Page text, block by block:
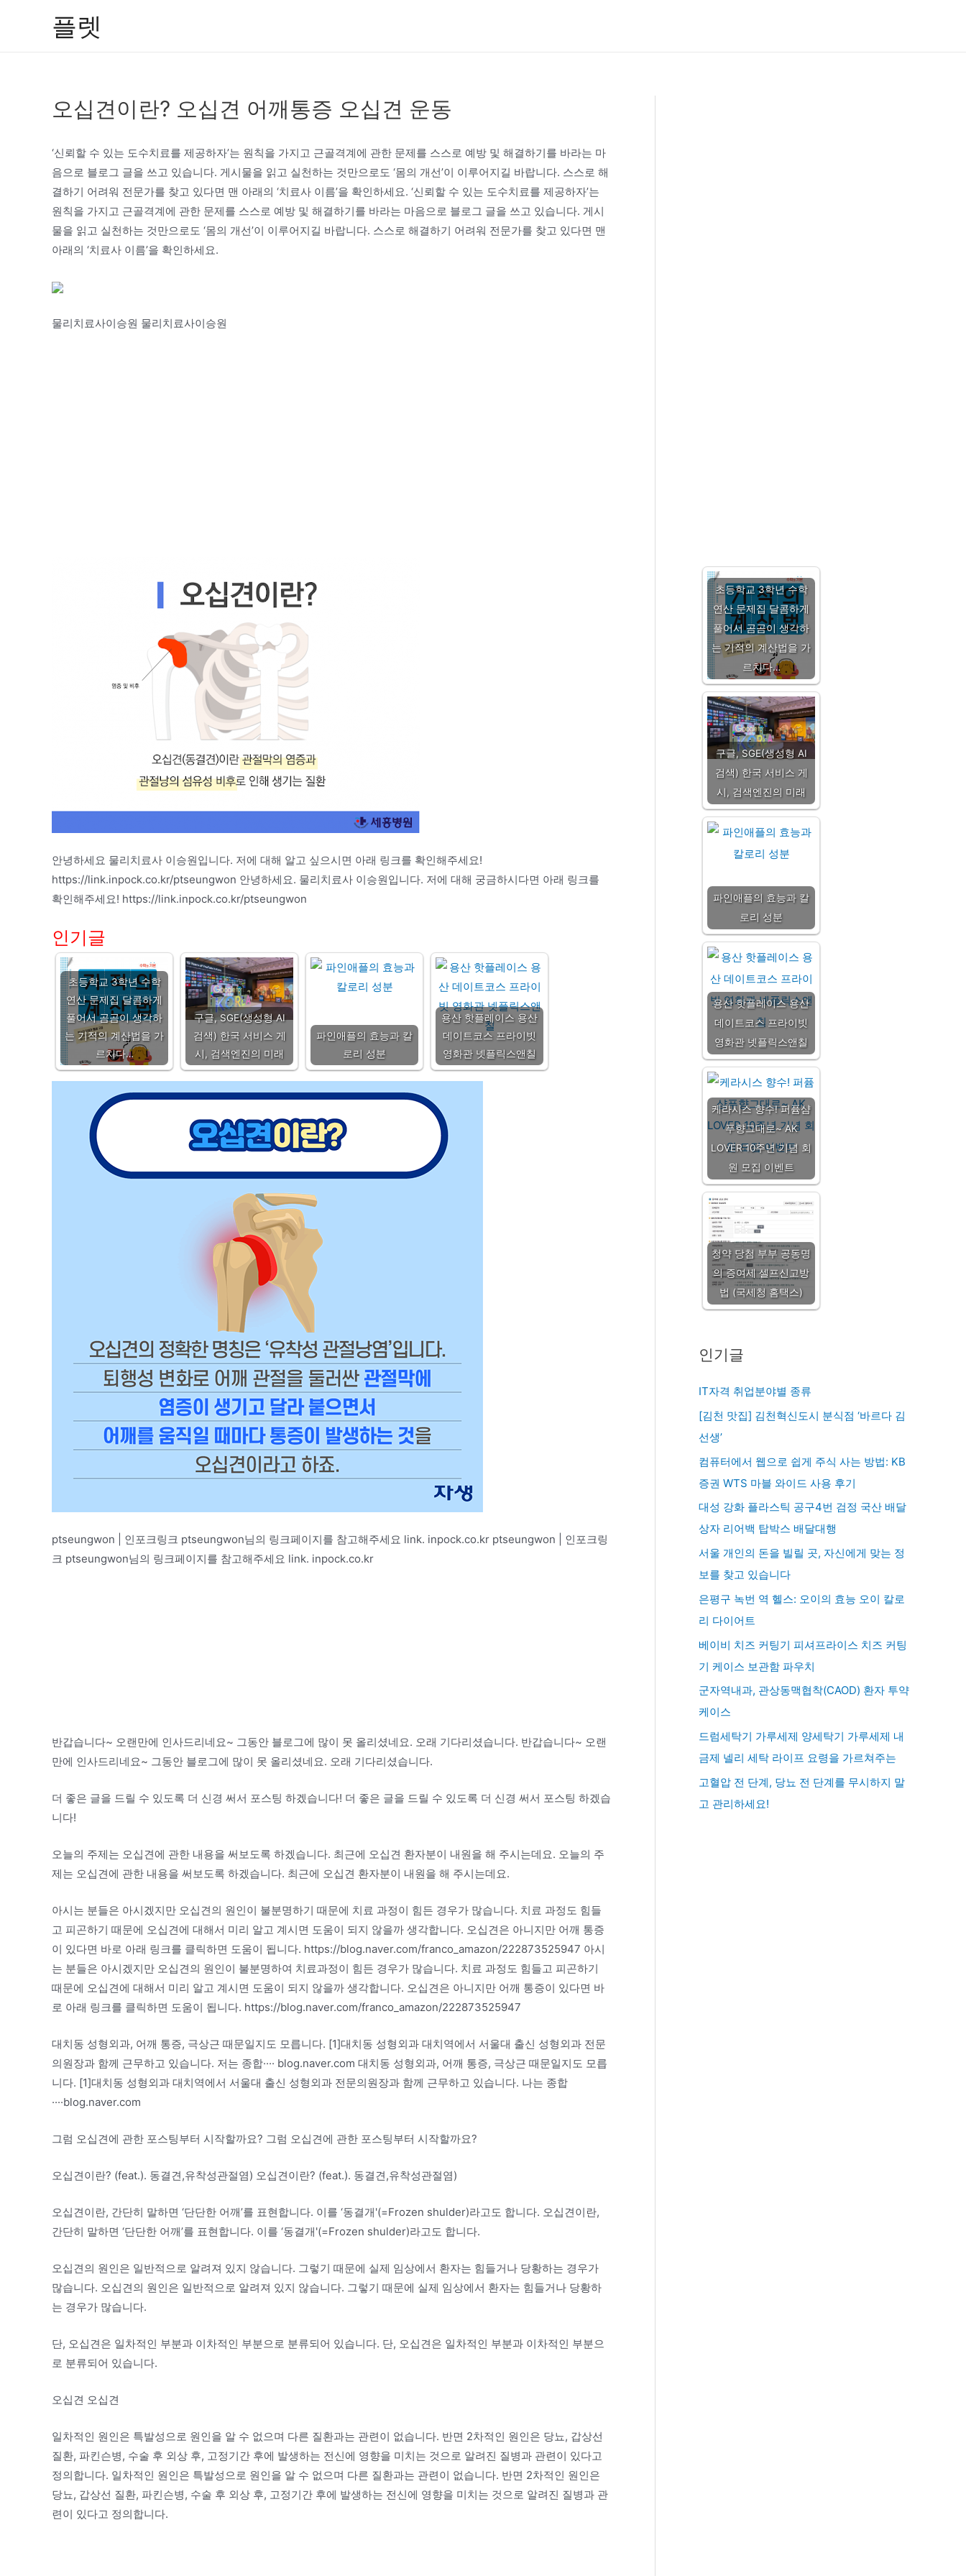
플렛
오십견이란? 오십견 어깨통증 오십견 운동
‘신뢰할 수 있는 도수치료를 제공하자’는 원칙을 가지고 근골격계에 관한 문제를 스스로 예방 및 해결하기를 바라는 마
음으로 블로그 글을 쓰고 있습니다. 게시물을 읽고 실천하는 것만으로도 ‘몸의 개선’이 이루어지길 바랍니다. 스스로 해
결하기 어려워 전문가를 찾고 있다면 맨 아래의 ‘치료사 이름’을 확인하세요. ‘신뢰할 수 있는 도수치료를 제공하자’는
원칙을 가지고 근골격계에 관한 문제를 스스로 예방 및 해결하기를 바라는 마음으로 블로그 글을 쓰고 있습니다. 게시
물을 읽고 실천하는 것만으로도 ‘몸의 개선’이 이루어지길 바랍니다. 스스로 해결하기 어려워 전문가를 찾고 있다면 맨
아래의 ‘치료사 이름’을 확인하세요.
물리치료사이승원 물리치료사이승원
안녕하세요 물리치료사 이승원입니다. 저에 대해 알고 싶으시면 아래 링크를 확인해주세요!
https://link.inpock.co.kr/ptseungwon 안녕하세요. 물리치료사 이승원입니다. 저에 대해 궁금하시다면 아래 링크를
확인해주세요! https://link.inpock.co.kr/ptseungwon
인기글
초등학교 3학년 수학
연산 문제집 달콤하게
풀어서 곰곰이 생각하
는 기적의 계산법을 가
르치다…
구글, SGE(생성형 AI
검색) 한국 서비스 게
시, 검색엔진의 미래
파인애플의 효능과 칼
로리 성분
용산 핫플레이스 용산
데이트코스 프라이빗
영화관 넷플릭스앤칠
ptseungwon | 인포크링크 ptseungwon님의 링크페이지를 참고해주세요 link. inpock.co.kr ptseungwon | 인포크링
크 ptseungwon님의 링크페이지를 참고해주세요 link. inpock.co.kr
반갑습니다~ 오랜만에 인사드리네요~ 그동안 블로그에 많이 못 올리셨네요. 오래 기다리셨습니다. 반갑습니다~ 오랜
만에 인사드리네요~ 그동안 블로그에 많이 못 올리셨네요. 오래 기다리셨습니다.
더 좋은 글을 드릴 수 있도록 더 신경 써서 포스팅 하겠습니다! 더 좋은 글을 드릴 수 있도록 더 신경 써서 포스팅 하겠습
니다!
오늘의 주제는 오십견에 관한 내용을 써보도록 하겠습니다. 최근에 오십견 환자분이 내원을 해 주시는데요. 오늘의 주
제는 오십견에 관한 내용을 써보도록 하겠습니다. 최근에 오십견 환자분이 내원을 해 주시는데요.
아시는 분들은 아시겠지만 오십견의 원인이 불분명하기 때문에 치료 과정이 힘든 경우가 많습니다. 치료 과정도 힘들
고 피곤하기 때문에 오십견에 대해서 미리 알고 계시면 도움이 되지 않을까 생각합니다. 오십견은 아니지만 어깨 통증
이 있다면 바로 아래 링크를 클릭하면 도움이 됩니다. https://blog.naver.com/franco_amazon/222873525947 아시
는 분들은 아시겠지만 오십견의 원인이 불분명하여 치료과정이 힘든 경우가 많습니다. 치료 과정도 힘들고 피곤하기
때문에 오십견에 대해서 미리 알고 계시면 도움이 되지 않을까 생각합니다. 오십견은 아니지만 어깨 통증이 있다면 바
로 아래 링크를 클릭하면 도움이 됩니다. https://blog.naver.com/franco_amazon/222873525947
대치동 성형외과, 어깨 통증, 극상근 때문일지도 모릅니다. [1]대치동 성형외과 대치역에서 서울대 출신 성형외과 전문
의원장과 함께 근무하고 있습니다. 저는 종합···· blog.naver.com 대치동 성형외과, 어깨 통증, 극상근 때문일지도 모릅
니다. [1]대치동 성형외과 대치역에서 서울대 출신 성형외과 전문의원장과 함께 근무하고 있습니다. 나는 종합
····blog.naver.com
그럼 오십견에 관한 포스팅부터 시작할까요? 그럼 오십견에 관한 포스팅부터 시작할까요?
오십견이란? (feat.). 동결견,유착성관절염) 오십견이란? (feat.). 동결견,유착성관절염)
오십견이란, 간단히 말하면 ‘단단한 어깨’를 표현합니다. 이를 ‘동결개'(=Frozen shulder)라고도 합니다. 오십견이란,
간단히 말하면 ‘단단한 어깨’를 표현합니다. 이를 ‘동결개'(=Frozen shulder)라고도 합니다.
오십견의 원인은 일반적으로 알려져 있지 않습니다. 그렇기 때문에 실제 임상에서 환자는 힘들거나 당황하는 경우가
많습니다. 오십견의 원인은 일반적으로 알려져 있지 않습니다. 그렇기 때문에 실제 임상에서 환자는 힘들거나 당황하
는 경우가 많습니다.
단, 오십견은 일차적인 부분과 이차적인 부분으로 분류되어 있습니다. 단, 오십견은 일차적인 부분과 이차적인 부분으
로 분류되어 있습니다.
오십견 오십견
일차적인 원인은 특발성으로 원인을 알 수 없으며 다른 질환과는 관련이 없습니다. 반면 2차적인 원인은 당뇨, 갑상선
질환, 파킨슨병, 수술 후 외상 후, 고정기간 후에 발생하는 전신에 영향을 미치는 것으로 알려진 질병과 관련이 있다고
정의합니다. 일차적인 원인은 특발성으로 원인을 알 수 없으며 다른 질환과는 관련이 없습니다. 반면 2차적인 원인은
당뇨, 갑상선 질환, 파킨슨병, 수술 후 외상 후, 고정기간 후에 발생하는 전신에 영향을 미치는 것으로 알려진 질병과 관
련이 있다고 정의합니다.
초등학교 3학년 수학
연산 문제집 달콤하게
풀어서 곰곰이 생각하
는 기적의 계산법을 가
르치다…
구글, SGE(생성형 AI
검색) 한국 서비스 게
시, 검색엔진의 미래
파인애플의 효능과 칼
로리 성분
용산 핫플레이스 용산
데이트코스 프라이빗
영화관 넷플릭스앤칠
케라시스 향수! 퍼퓸샴
푸향그대로~ AK
LOVER 10주년 기념 회
원 모집 이벤트
청약 당첨 부부 공동명
의 증여세 셀프신고방
법 (국세청 홈택스)
인기글
IT자격 취업분야별 종류
[김천 맛집] 김천혁신도시 분식점 ‘바르다 김
선생’
컴퓨터에서 웹으로 쉽게 주식 사는 방법: KB
증권 WTS 마블 와이드 사용 후기
대성 강화 플라스틱 공구4번 검정 국산 배달
상자 리어백 탑박스 배달대행
서울 개인의 돈을 빌릴 곳, 자신에게 맞는 정
보를 찾고 있습니다
은평구 녹번 역 헬스: 오이의 효능 오이 칼로
리 다이어트
베이비 치즈 커팅기 피셔프라이스 치즈 커팅
기 케이스 보관함 파우치
군자역내과, 관상동맥협착(CAOD) 환자 투약
케이스
드럼세탁기 가루세제 양세탁기 가루세제 내
금제 넬리 세탁 라이프 요령을 가르쳐주는
고혈압 전 단계, 당뇨 전 단계를 무시하지 말
고 관리하세요!